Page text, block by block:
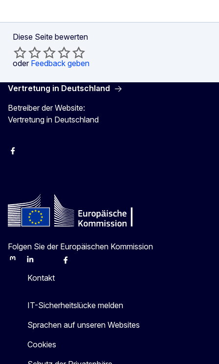
Diese Seite bewerten
oder Feedback geben
Vertretung in Deutschland
Betreiber der Website:
Vertretung in Deutschland
facebook
Folgen Sie der Europäischen Kommission
MastodonLinkedInBlueskyFacebook
Kontakt
IT-Sicherheitslücke melden
Sprachen auf unseren Websites
Cookies